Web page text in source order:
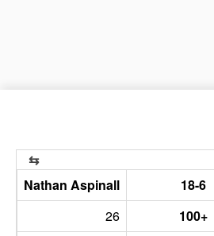
Nathan Aspinall 18-6
26
100+